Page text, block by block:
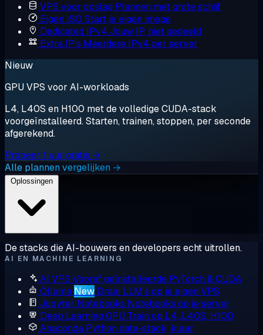
VPS voor opslag Plannen met grote schijf
Eigen ISO Start je eigen image
Dedicated IPv4 Jouw IP, niet gedeeld
Extra IP's Meerdere IPv4 per server
Nieuw
GPU VPS voor AI-workloads
L4, L40S en H100 met de volledige CUDA-stack
voorgeïnstalleerd. Starten, trainen, stoppen, per seconde
afgerekend.
Probeer 1 uur gratis →
Alle plannen vergelijken →
De stacks die AI-bouwers en developers echt uitrollen.
AI EN MACHINE LEARNING
AI VPS Vooraf geïnstalleerde PyTorch & CUDA
Ollama New Draai LLM's op je eigen VPS
Jupyter Notebooks Notebooks op je server
Deep Learning GPU Train op L4, L40S, H100
Anaconda Python data-stack, klaar